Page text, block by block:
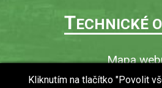
TECHNICKÉ
Mapa
O webu
Kliknutím na tlačítko "Povolit